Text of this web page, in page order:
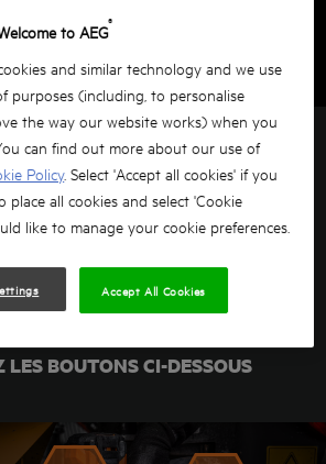
6 modes d'AEG permet de
et précision. Découvrez les
les différentes technologies à l'aide
LES BOUTONS CI-DESSOUS
to AEG®
and similar technology and we use
purposes (including, to personalise
the way our website works) when you
can find out more about our use of
Policy. Select 'Accept all cookies' if you
place all cookies and select 'Cookie
like to manage your cookie preferences.
Accept All Cookies